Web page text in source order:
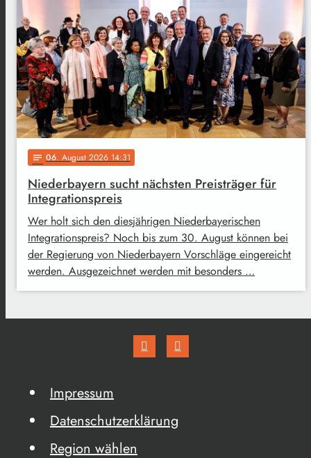
notes 06. August 2026 14:31
Niederbayern sucht nächsten Preisträger für
Integrationspreis
Wer holt sich den diesjährigen Niederbayerischen
Integrationspreis? Noch bis zum 30. August können bei
der Regierung von Niederbayern Vorschläge eingereicht
werden. Ausgezeichnet werden mit besonders …
Impressum
Datenschutzerklärung
Region wählen